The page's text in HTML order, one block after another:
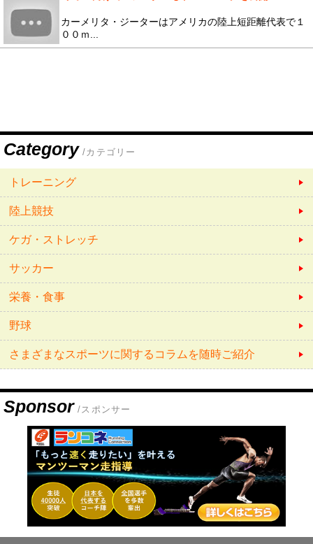
カーメリタ・ジーターはアメリカの陸上短距離代表で１
００ｍ...
Category /カテゴリー
トレーニング
陸上競技
ケガ・ストレッチ
サッカー
栄養・食事
野球
さまざまなスポーツに関するコラムを随時ご紹介
Sponsor /スポンサー